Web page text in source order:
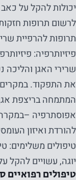
יכולות להקל על
לרשום תרופות
תרופות להרפיית
פיזיותרפיה:
שרירי האגן
את התפקוד. במקרים
המתמחה בריצפת
אפוסתרפיה
להורדת ואיזון
טיפולים משלימים:
יוגה, עשויים
טיפולים רפואיים